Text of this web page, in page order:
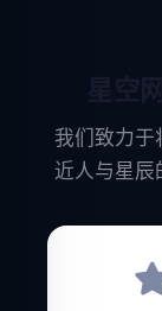
我们致力于
近人与星辰